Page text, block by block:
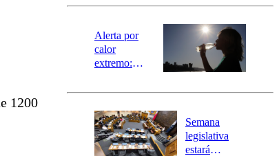
1200
revisa la
epicentro
Alerta por
calor
extremo:
activa Alerta
Preventiva en
tres comunas
Semana
legislativa
estará